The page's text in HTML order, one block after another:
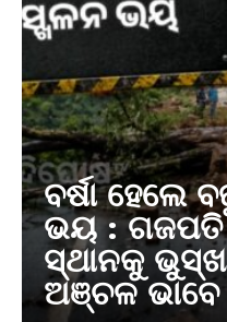
ବର୍ଷା ହେଲେ
ଭୟ : ଗଜପତି
ସ୍ଥାନକୁ
ଅଞ୍ଚଳ